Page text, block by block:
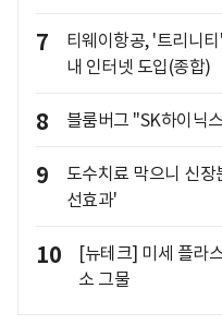
7
티웨이항공, '트리니
내 인터넷 도입(종합)
8 블룸버그 "SK하이닉
9
도수치료 막으니 신
선효과'
10
[뉴테크] 미세 플라
소 그물